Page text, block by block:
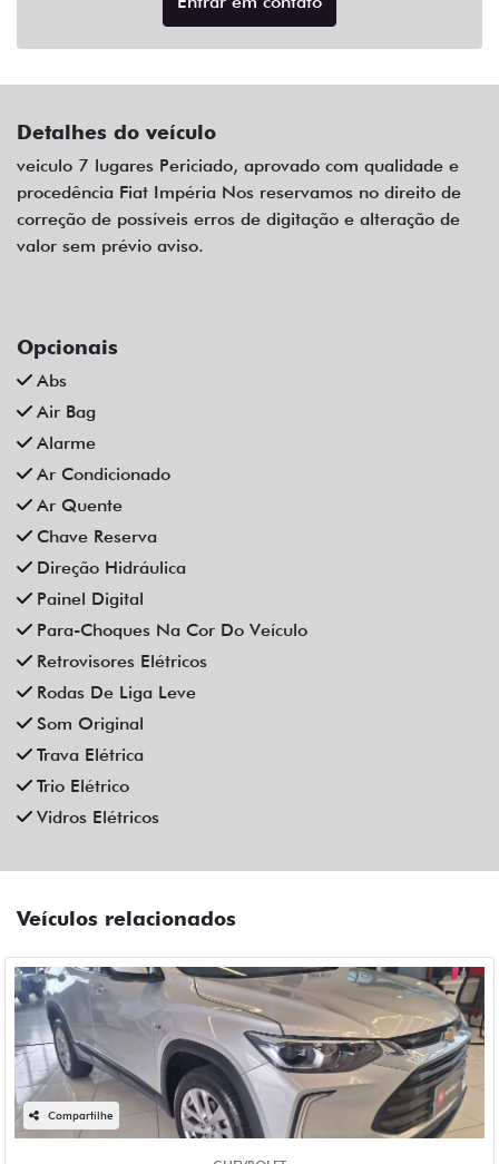
Detalhes do veículo
veiculo 7 lugares Periciado, aprovado com qualidade e
procedência Fiat Impéria Nos reservamos no direito de
correção de possíveis erros de digitação e alteração de
valor sem prévio aviso.
Opcionais
Abs
Air Bag
Alarme
Ar Condicionado
Ar Quente
Chave Reserva
Direção Hidráulica
Painel Digital
Para-Choques Na Cor Do Veículo
Retrovisores Elétricos
Rodas De Liga Leve
Som Original
Trava Elétrica
Trio Elétrico
Vidros Elétricos
Veículos relacionados
Compartilhe